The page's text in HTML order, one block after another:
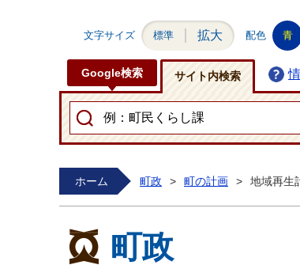
文字サイズ 標準 拡大 配色 青
Google検索 サイト内検索
ホーム 町政 > 町の計画 > 地域再生
町政